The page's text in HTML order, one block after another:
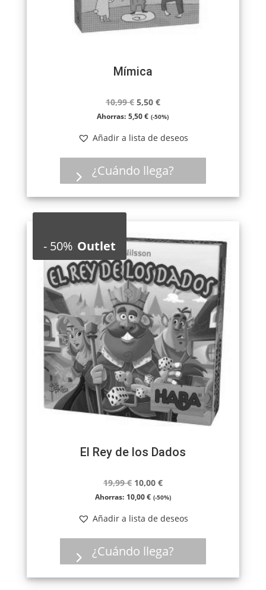
Mímica
10,99€ El
precio
era:
10,99 €.
5,50 €El
precio
es:
5,50 €.
Ahorras: 5,50€ (-50%)
Añadir a lista de deseos
¿Cuándo llega?
-50% Outlet
El Rey de los Dados
19,99€ El
precio
era:
19,99 €.
10,00 €El
precio
es:
10,00 €.
Ahorras: 10,00€ (-50%)
Añadir a lista de deseos
¿Cuándo llega?